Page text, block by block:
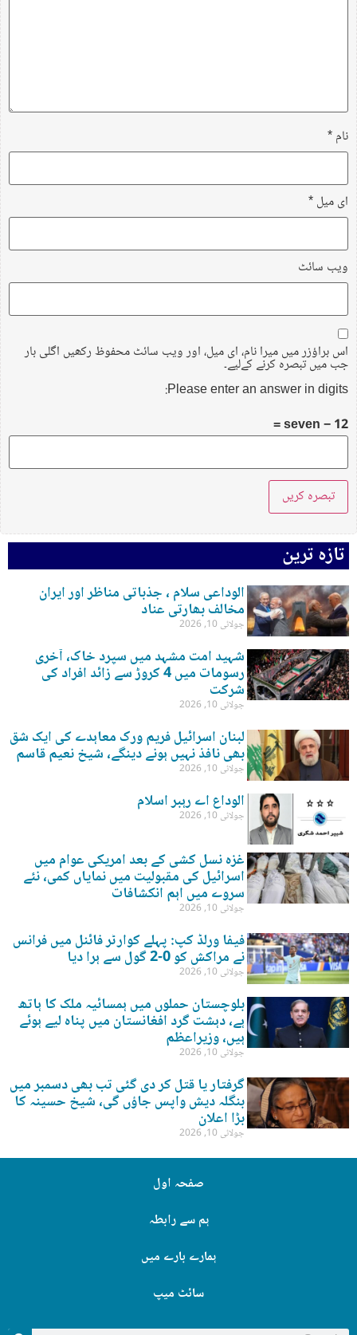
نام*
ای میل*
ویب‌ سائٹ
اس براؤزر میں میرا نام، ای میل، اور ویب سائٹ محفوظ رکھیں اگلی بار
جب میں تبصرہ کرنے کےلیے۔
Please enter an answer in digits:
12 − seven =
تازہ ترین
الوداعی سلام ، جذباتی مناظر اور ایران
مخالف بھارتی عناد
جولائی 10, 2026
شہید امت مشہد میں سپرد خاک، آخری
رسومات میں 4 کروڑ سے زائد افراد کی
شرکت
جولائی 10, 2026
لبنان اسرائیل فریم ورک معاہدے کی ایک شق
بھی نافذ نہیں ہونے دینگے، شیخ نعیم قاسم
جولائی 10, 2026
الوداع اے رہبر اسلام
جولائی 10, 2026
غزہ نسل کشی کے بعد امریکی عوام میں
اسرائیل کی مقبولیت میں نمایاں کمی، نئے
سروے میں اہم انکشافات
جولائی 10, 2026
فیفا ورلڈ کپ: پہلے کوارٹر فائنل میں فرانس
نے مراکش کو 0-2 گول سے ہرا دیا
جولائی 10, 2026
بلوچستان حملوں میں ہمسائیہ ملک کا ہاتھ
ہے، دہشت گرد افغانستان میں پناہ لیے ہوئے
ہیں، وزیراعظم
جولائی 10, 2026
گرفتار یا قتل کر دی گئی تب بھی دسمبر میں
بنگلہ دیش واپس جاؤں گی، شیخ حسینہ کا
بڑا اعلان
جولائی 10, 2026
صفحہ اول
ہم سے رابطہ
ہمارے بارے میں
سائٹ میپ